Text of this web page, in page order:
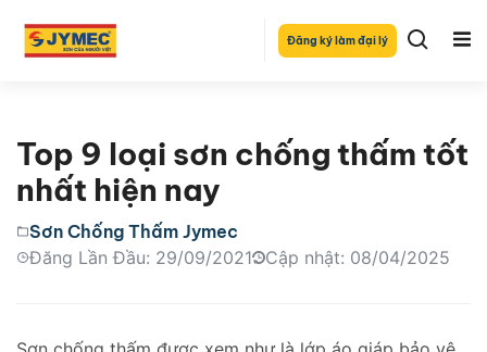
Đăng ký làm đại lý
Top 9 loại sơn chống thấm tốt
nhất hiện nay
Sơn Chống Thấm Jymec
Đăng Lần Đầu: 29/09/2021
Cập nhật: 08/04/2025